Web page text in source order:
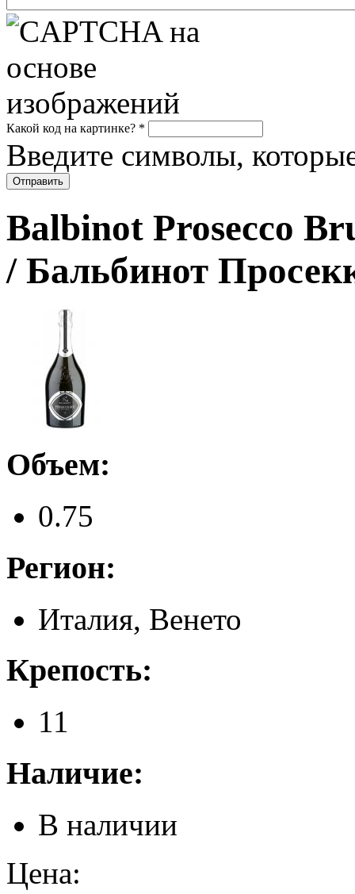
Какой код на картинке? *
Введите символы,
Balbinot Prosecco
/ Бальбинот
Объем:
0.75
Регион:
Италия, Венето
Крепость:
11
Наличие:
В наличии
Цена: